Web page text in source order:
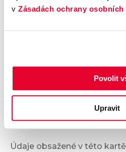
v Zásadách ochrany osobních
Povolit
Upravit
Vnější vzhled a výbava
Komfort
Bezpečnost a technika
Údaje obsažené v této